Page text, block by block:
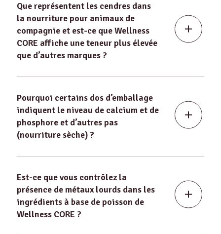
Que représentent les cendres dans
la nourriture pour animaux de
compagnie et est-ce que Wellness
CORE affiche une teneur plus élevée
que d’autres marques ?
Pourquoi certains dos d’emballage
indiquent le niveau de calcium et de
phosphore et d’autres pas
(nourriture sèche) ?
Est-ce que vous contrôlez la
présence de métaux lourds dans les
ingrédients à base de poisson de
Wellness CORE ?